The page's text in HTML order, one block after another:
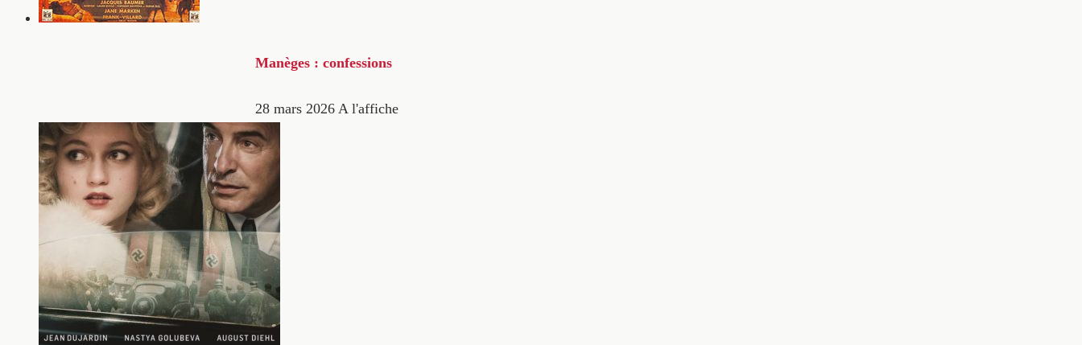
Manèges : confessions
28 mars 2026 A l'affiche